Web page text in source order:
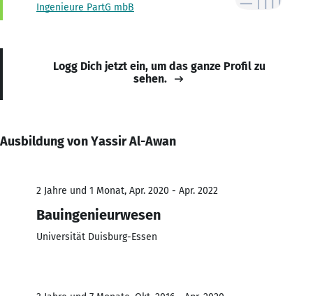
Ingenieure PartG mbB
Logg Dich jetzt ein, um das ganze Profil zu
sehen.
Ausbildung von Yassir Al-Awan
2 Jahre und 1 Monat, Apr. 2020 - Apr. 2022
Bauingenieurwesen
Universität Duisburg-Essen